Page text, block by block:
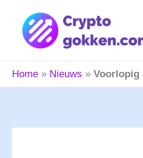
content
Home » Nieuws » Voorlopig